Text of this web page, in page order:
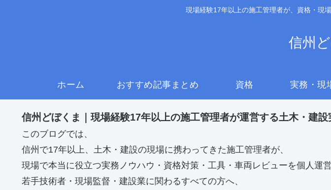
現場経験17年以上の施工管理者が、資格・現
信州
ホーム おすすめ記事まとめ 資格 実務・現
信州どぼくま｜現場経験17年以上の施工管理者が運営する土木・建設
このブログでは、
信州で17年以上、土木・建設の現場に携わってきた施工管理者が、
現場で本当に役立つ実務ノウハウ・資格対策・工具・車両レビューを個人運
若手技術者・現場監督・建設業に関わるすべての方へ、